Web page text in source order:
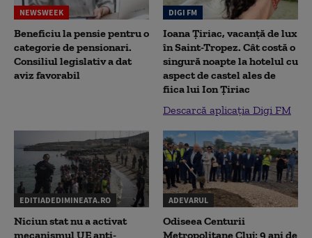
NEWSWEEK
Beneficiu la pensie pentru o
categorie de pensionari.
Consiliul legislativ a dat
aviz favorabil
DIGI FM
Ioana Țiriac, vacanță de lux
în Saint-Tropez. Cât costă o
singură noapte la hotelul cu
aspect de castel ales de
fiica lui Ion Țiriac
Descarcă aplicația Digi FM
EDITIADEDIMINEATA.RO
Niciun stat nu a activat
mecanismul UE anti-
ADEVARUL
Odiseea Centurii
Metropolitane Cluj: 9 ani de